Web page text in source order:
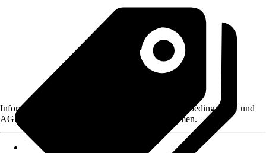
Informationen des Verkäufers, wie z. B. Rückgabebedingungen und
AGB, finden Sie bei Klick auf den Verkäufernamen.